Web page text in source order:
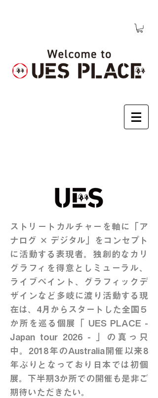
ストリートカルチャーを軸に「ア
ナログ ✕ デジタル」をコンセプト
に活動する表現者。独創的なカリ
グラフィを得意としミューラル、
ライブペイント、グラフィックデ
ザインなど多岐に渡り活動する現
在は、4月からスタートした全国５
か所を巡る個展「 UES PLACE -
Japan tour 2026 - 」の真っ只
中。2018年のAustralia開催以来8
年ぶりとなっており日本では初個
展。下半期3か所での開催も是非ご
期待いただきたい。